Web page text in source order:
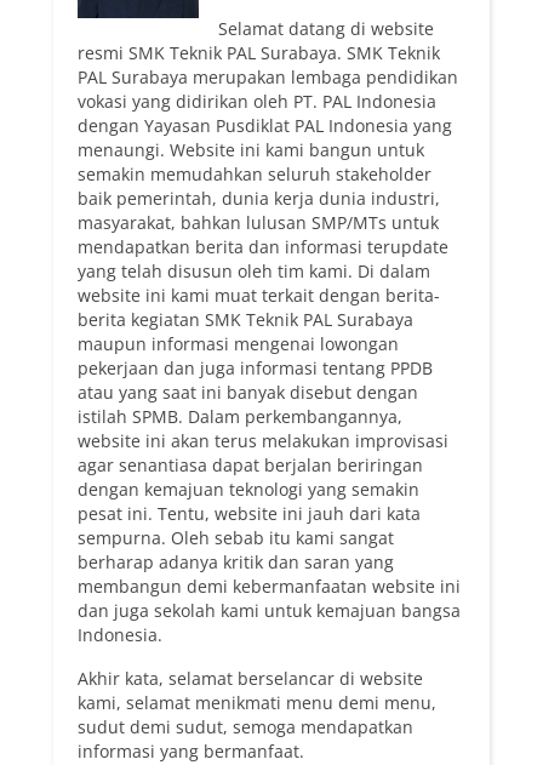
Selamat datang di website
resmi SMK Teknik PAL Surabaya. SMK Teknik
PAL Surabaya merupakan lembaga pendidikan
vokasi yang didirikan oleh PT. PAL Indonesia
dengan Yayasan Pusdiklat PAL Indonesia yang
menaungi. Website ini kami bangun untuk
semakin memudahkan seluruh stakeholder
baik pemerintah, dunia kerja dunia industri,
masyarakat, bahkan lulusan SMP/MTs untuk
mendapatkan berita dan informasi terupdate
yang telah disusun oleh tim kami. Di dalam
website ini kami muat terkait dengan berita-
berita kegiatan SMK Teknik PAL Surabaya
maupun informasi mengenai lowongan
pekerjaan dan juga informasi tentang PPDB
atau yang saat ini banyak disebut dengan
istilah SPMB. Dalam perkembangannya,
website ini akan terus melakukan improvisasi
agar senantiasa dapat berjalan beriringan
dengan kemajuan teknologi yang semakin
pesat ini. Tentu, website ini jauh dari kata
sempurna. Oleh sebab itu kami sangat
berharap adanya kritik dan saran yang
membangun demi kebermanfaatan website ini
dan juga sekolah kami untuk kemajuan bangsa
Indonesia.
Akhir kata, selamat berselancar di website
kami, selamat menikmati menu demi menu,
sudut demi sudut, semoga mendapatkan
informasi yang bermanfaat.